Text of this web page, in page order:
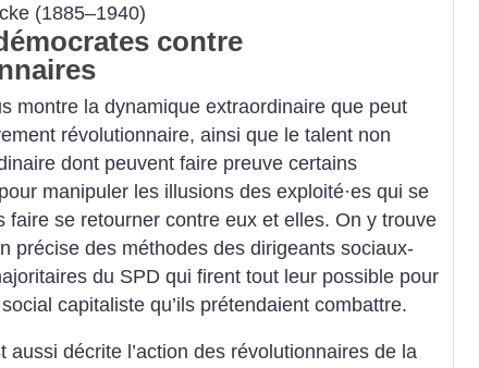
(1885–1940)
contre
montre la dynamique extraordinaire que peut
révolutionnaire, ainsi que le talent non
dont peuvent faire preuve certains
manipuler les illusions des exploité·es qui se
faire se retourner contre eux et elles. On y trouve
précise des méthodes des dirigeants sociaux-
du SPD qui firent tout leur possible pour
capitaliste qu’ils prétendaient combattre.
aussi décrite l’action des révolutionnaires de la